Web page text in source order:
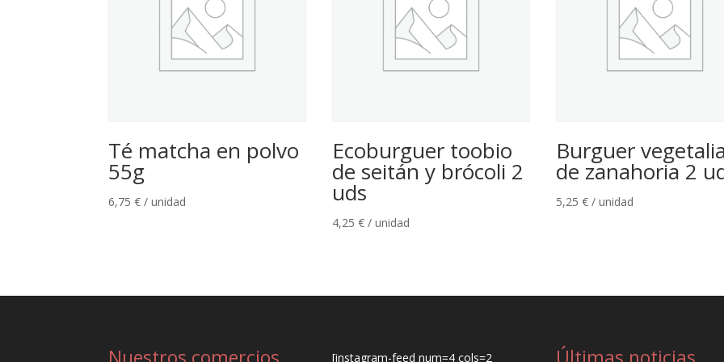
Té matcha en polvo
55g
6,75€ / unidad
Ecoburguer toobio
de seitán y brócoli 2
uds
4,25€ / unidad
Burguer
de zanahoria 2
5,25€ / unidad
[instagram-feed num=4 cols=2